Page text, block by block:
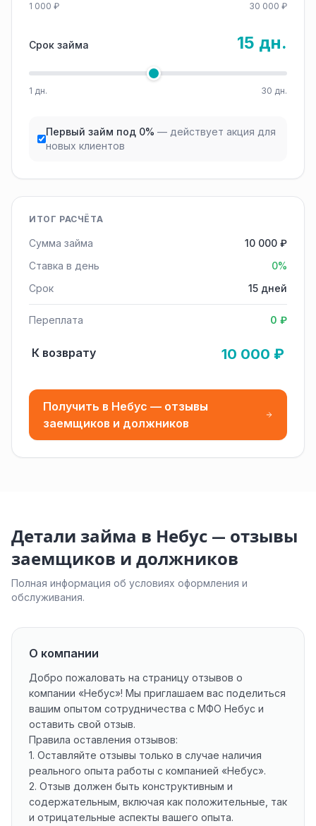
1 000 ₽ 30 000 ₽
Срок займа 15 дн.
1 дн. 30 дн.
Первый займ под 0% — действует акция для
новых клиентов
ИТОГ РАСЧЁТА
Сумма займа
10 000 ₽
Ставка в день
0%
Срок
15 дней
Переплата 0 ₽
К возврату 10 000 ₽
Получить в Небус — отзывы
заемщиков и должников
Детали займа в Небус — отзывы
заемщиков и должников
Полная информация об условиях оформления и
обслуживания.
О компании
Добро пожаловать на страницу отзывов о
компании «Небус»! Мы приглашаем вас поделиться
вашим опытом сотрудничества с МФО Небус и
оставить свой отзыв.
Правила оставления отзывов:
1. Оставляйте отзывы только в случае наличия
реального опыта работы с компанией «Небус».
2. Отзыв должен быть конструктивным и
содержательным, включая как положительные, так
и отрицательные аспекты вашего опыта.